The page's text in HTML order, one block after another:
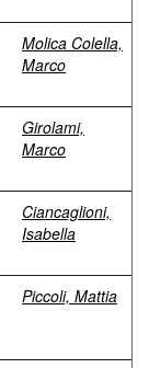
Molica Colella,
Marco
Girolami,
Marco
Ciancaglioni,
Isabella
Piccoli, Mattia